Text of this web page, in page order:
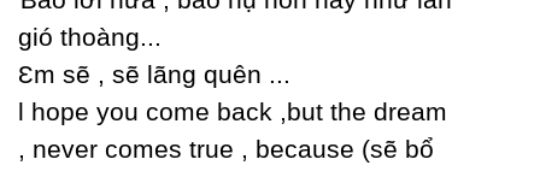
gió thoàng...
Ɛm sẽ , sẽ lãng quên ...
Ɩ hope уou come back ,but the dream
, never comes true , because (sẽ bổ